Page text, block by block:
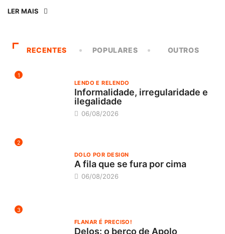
LER MAIS
RECENTES POPULARES OUTROS
1
LENDO E RELENDO
Informalidade, irregularidade e
ilegalidade
06/08/2026
2
DOLO POR DESIGN
A fila que se fura por cima
06/08/2026
3
FLANAR É PRECISO!
Delos: o berço de Apolo